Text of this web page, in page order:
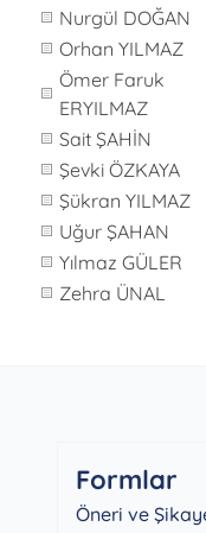
Nurgül DOĞAN
Orhan YILMAZ
Ömer Faruk
ERYILMAZ
Sait ŞAHİN
Şevki ÖZKAYA
Şükran YILMAZ
Uğur ŞAHAN
Yılmaz GÜLER
Zehra ÜNAL
Formlar
Öneri ve